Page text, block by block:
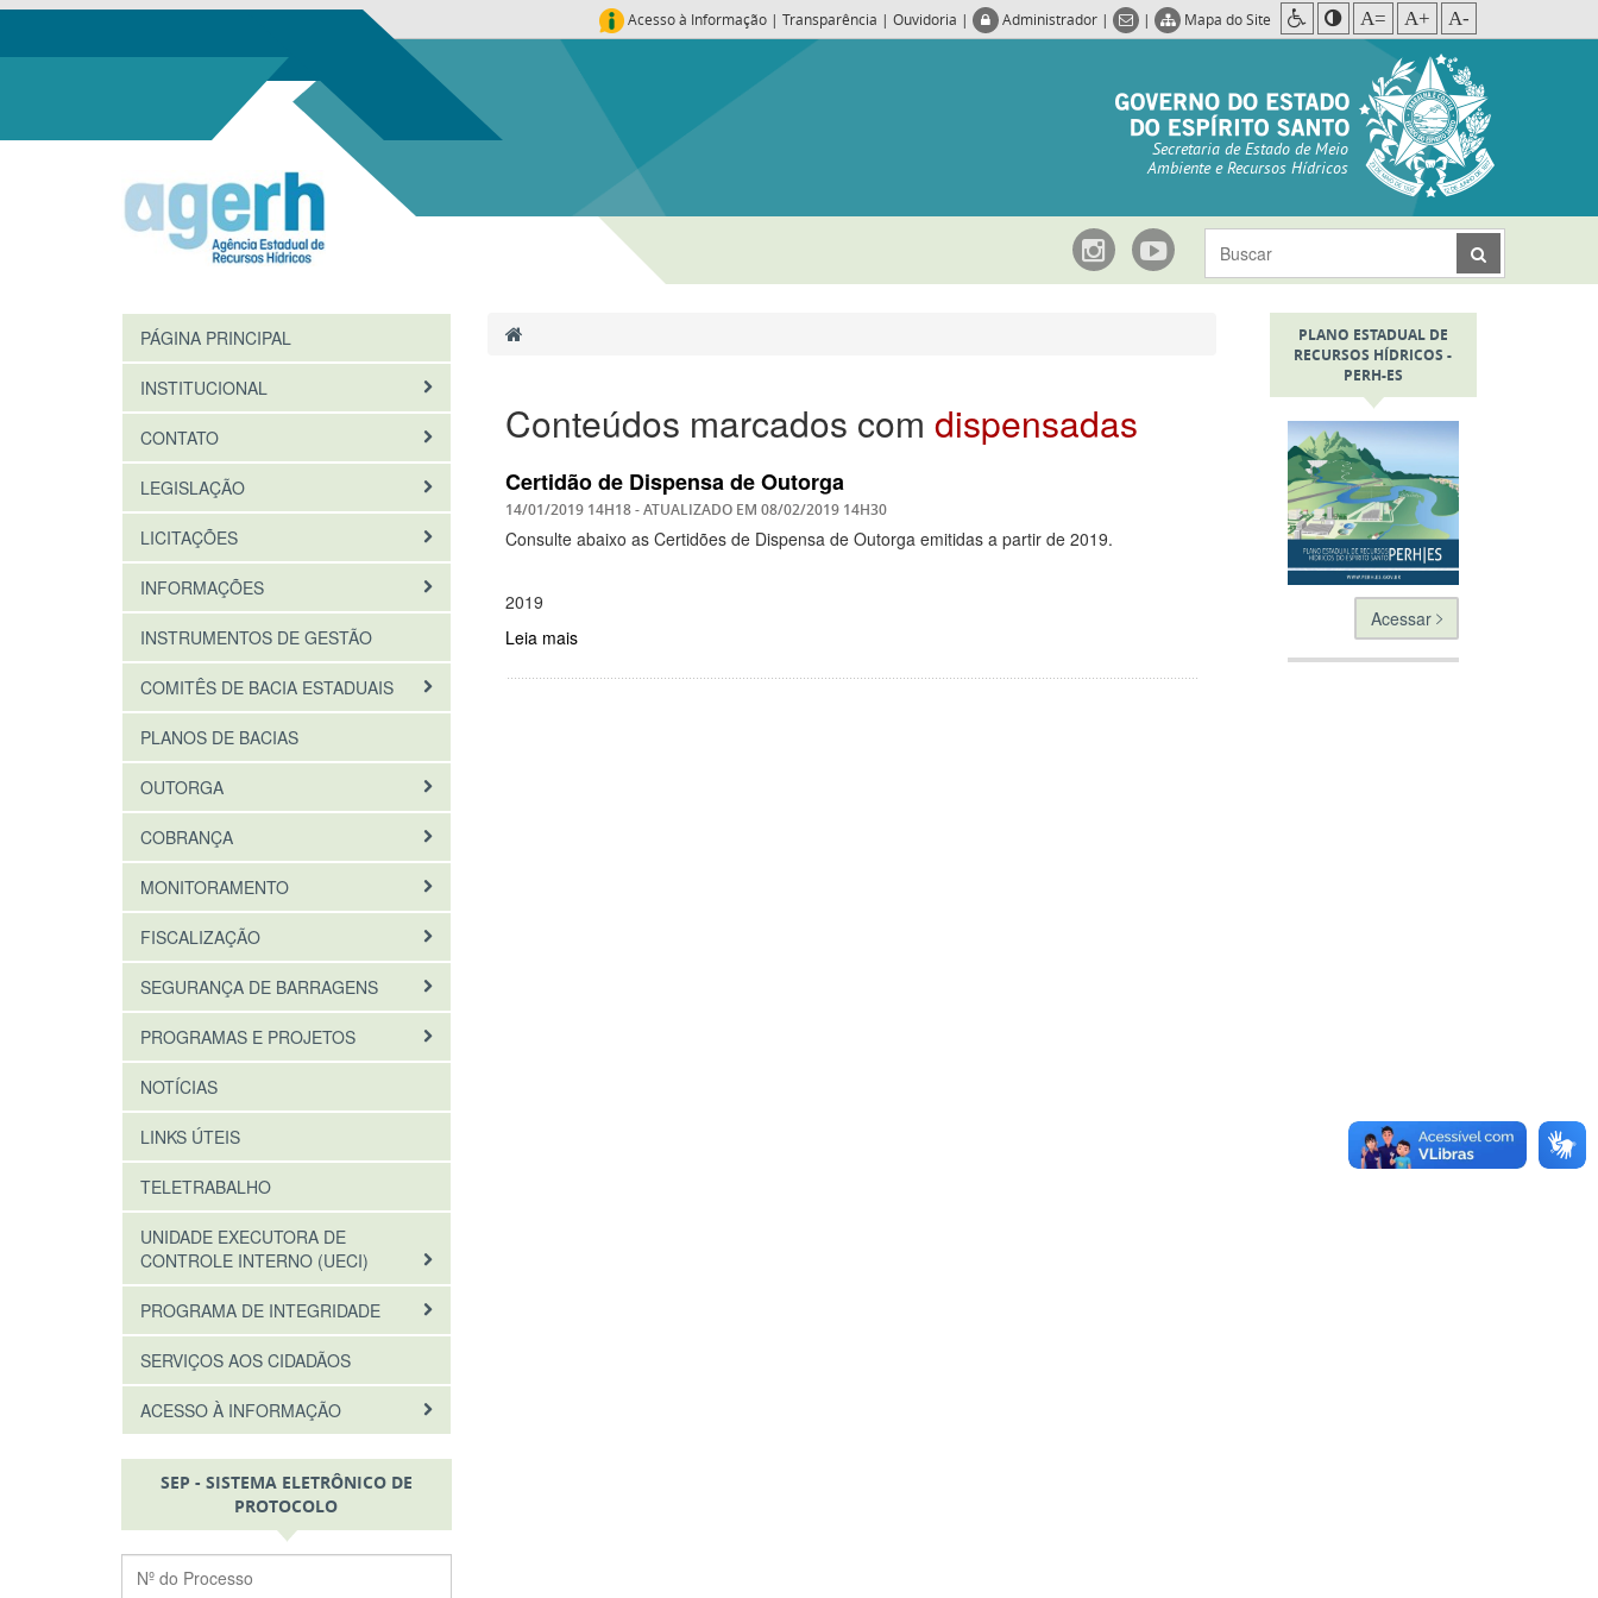
Acesso à Informação | Transparência | Ouvidoria | Administrador | | Mapa do Site A= A+ A-
Secretaria de Estado de Meio
Ambiente e Recursos Hídricos
PÁGINA PRINCIPAL
INSTITUCIONAL
CONTATO
LEGISLAÇÃO
LICITAÇÕES
INFORMAÇÕES
INSTRUMENTOS DE GESTÃO
COMITÊS DE BACIA ESTADUAIS
PLANOS DE BACIAS
OUTORGA
COBRANÇA
MONITORAMENTO
FISCALIZAÇÃO
SEGURANÇA DE BARRAGENS
PROGRAMAS E PROJETOS
NOTÍCIAS
LINKS ÚTEIS
TELETRABALHO
UNIDADE EXECUTORA DE
CONTROLE INTERNO (UECI)
PROGRAMA DE INTEGRIDADE
SERVIÇOS AOS CIDADÃOS
ACESSO À INFORMAÇÃO
SEP - SISTEMA ELETRÔNICO DE
PROTOCOLO
Conteúdos marcados com dispensadas
Certidão de Dispensa de Outorga
14/01/2019 14H18- ATUALIZADO EM 08/02/2019 14H30
Consulte abaixo as Certidões de Dispensa de Outorga emitidas a partir de 2019.
2019
Leia mais
PLANO ESTADUAL DE
RECURSOS HÍDRICOS -
PERH-ES
Acessar